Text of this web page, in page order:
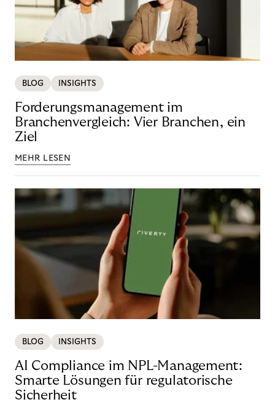
BLOG INSIGHTS
Forderungsmanagement im
Branchenvergleich: Vier Branchen, ein
Ziel
MEHR LESEN
BLOG INSIGHTS
AI Compliance im NPL-Management:
Smarte Lösungen für regulatorische
Sicherheit